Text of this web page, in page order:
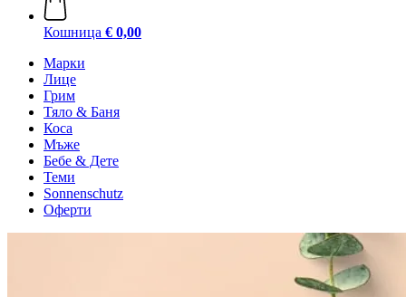
Кошница € 0,00
Марки
Лице
Грим
Тяло & Баня
Коса
Мъже
Бебе & Дете
Теми
Sonnenschutz
Оферти